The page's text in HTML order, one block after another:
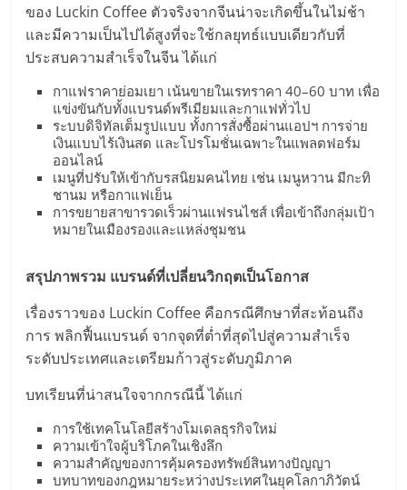
ของ Luckin Coffee ตัวจริงจากจีนน่าจะเกิดขึ้นในไม่ช้า
และมีความเป็นไปได้สูงที่จะใช้กลยุทธ์แบบเดียวกับที่
ประสบความสำเร็จในจีน ได้แก่
กาแฟราคาย่อมเยา เน้นขายในเรทราคา 40–60 บาท เพื่อ
แข่งขันกับทั้งแบรนด์พรีเมียมและกาแฟทั่วไป
ระบบดิจิทัลเต็มรูปแบบ ทั้งการสั่งซื้อผ่านแอปฯ การจ่าย
เงินแบบไร้เงินสด และโปรโมชั่นเฉพาะในแพลตฟอร์ม
ออนไลน์
เมนูที่ปรับให้เข้ากับรสนิยมคนไทย เช่น เมนูหวาน มีกะทิ
ชานม หรือกาแฟเย็น
การขยายสาขารวดเร็วผ่านแฟรนไชส์ เพื่อเข้าถึงกลุ่มเป้า
หมายในเมืองรองและแหล่งชุมชน
สรุปภาพรวม แบรนด์ที่เปลี่ยนวิกฤตเป็นโอกาส
เรื่องราวของ Luckin Coffee คือกรณีศึกษาที่สะท้อนถึง
การ พลิกฟื้นแบรนด์ จากจุดที่ต่ำที่สุดไปสู่ความสำเร็จ
ระดับประเทศและเตรียมก้าวสู่ระดับภูมิภาค
บทเรียนที่น่าสนใจจากกรณีนี้ ได้แก่
การใช้เทคโนโลยีสร้างโมเดลธุรกิจใหม่
ความเข้าใจผู้บริโภคในเชิงลึก
ความสำคัญของการคุ้มครองทรัพย์สินทางปัญญา
บทบาทของกฎหมายระหว่างประเทศในยุคโลกาภิวัตน์